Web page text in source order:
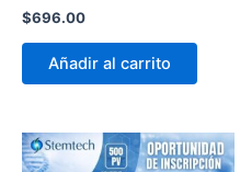
$696.00
Añadir al carrito